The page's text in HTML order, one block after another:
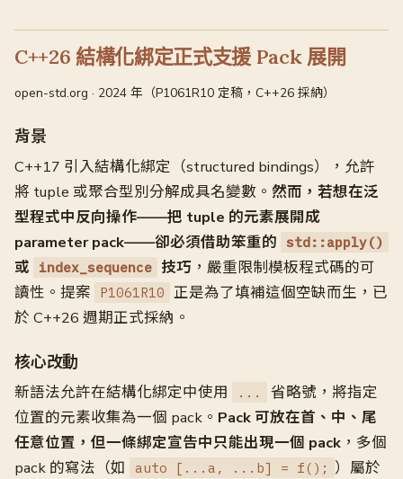
C++26 結構化綁定正式支援 Pack 展開
open-std.org · 2024 年（P1061R10 定稿，C++26 採納）
背景
C++17 引入結構化綁定（structured bindings），允許
將 tuple 或聚合型別分解成具名變數。 然而，若想在泛
型程式中反向操作——把 tuple 的元素展開成
parameter pack——卻必須借助笨重的 std::apply()
或 index_sequence 技巧 ，嚴重限制模板程式碼的可
讀性。提案
P1061R10 正是為了填補這個空缺而生，已
於 C++26 週期正式採納。
核心改動
新語法允許在結構化綁定中使用 ...
省略號，將指定
位置的元素收集為一個 pack。 Pack 可放在首、中、尾
任意位置，但一條綁定宣告中只能出現一個 pack ，多個
pack 的寫法（如
auto [...a, ...b] = f(); ）屬於